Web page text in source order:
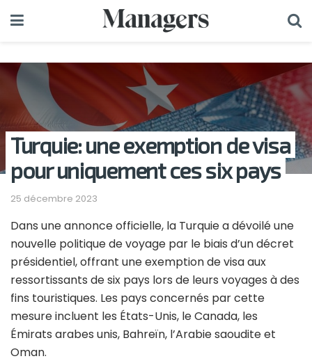
Turquie: une exemption de visa
pour uniquement ces six pays
25 décembre 2023
Dans une annonce officielle, la Turquie a dévoilé une
nouvelle politique de voyage par le biais d’un décret
présidentiel, offrant une exemption de visa aux
ressortissants de six pays lors de leurs voyages à des
fins touristiques. Les pays concernés par cette
mesure incluent les États-Unis, le Canada, les
Émirats arabes unis, Bahreïn, l’Arabie saoudite et
Oman.